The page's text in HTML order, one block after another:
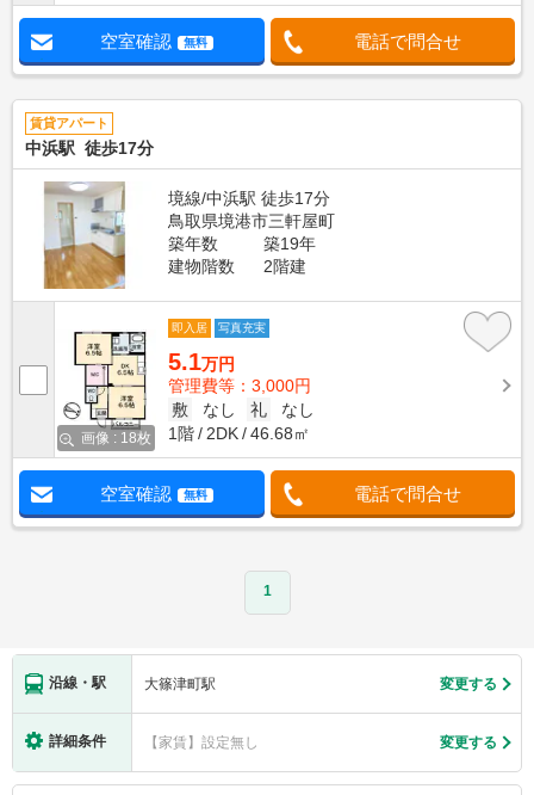
空室確認 無料 電話で問合せ
賃貸アパート
中浜駅 徒歩17分
境線/中浜駅 徒歩17分
鳥取県境港市三軒屋町
築年数
築19年
建物階数
2階建
画像 : 18枚
即入居 写真充実
5.1万円
管理費等：3,000円
敷
なし 礼
なし
1階
2DK 46.68㎡
空室確認 無料 電話で問合せ
1
沿線・駅 大篠津町駅 変更する
詳細条件 【家賃】設定無し 変更する